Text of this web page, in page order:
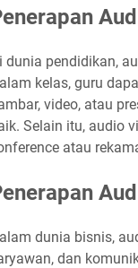
dunia pendidikan,
kelas, guru
video, atau
Selain itu, audio
atau
dunia bisnis,
dan